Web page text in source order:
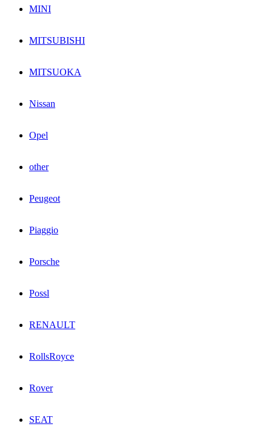
MINI
MITSUBISHI
MITSUOKA
Nissan
Opel
other
Peugeot
Piaggio
Porsche
Possl
RENAULT
RollsRoyce
Rover
SEAT